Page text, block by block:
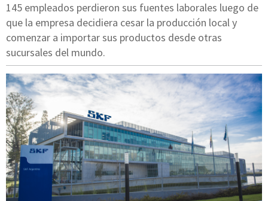
145 empleados perdieron sus fuentes laborales luego de
que la empresa decidiera cesar la producción local y
comenzar a importar sus productos desde otras
sucursales del mundo.